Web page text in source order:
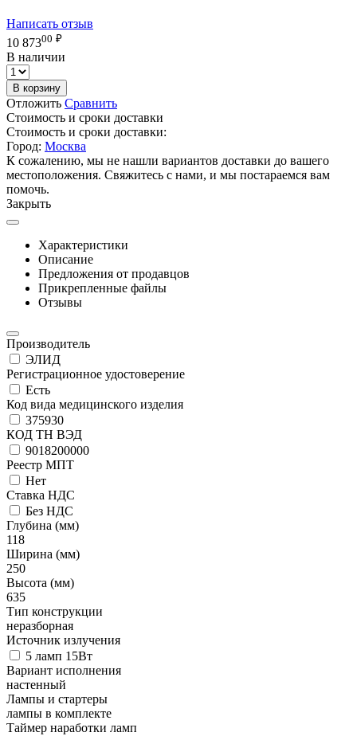
Написать отзыв
10 87300 ₽
В наличии
В корзину
Отложить Сравнить
Стоимость и сроки доставки
Стоимость и сроки доставки:
Город: Москва
К сожалению, мы не нашли вариантов доставки до вашего
местоположения. Свяжитесь с нами, и мы постараемся вам
помочь.
Закрыть
Характеристики
Описание
Предложения от продавцов
Прикрепленные файлы
Отзывы
Производитель
ЭЛИД
Регистрационное удостоверение
Есть
Код вида медицинского изделия
375930
КОД ТН ВЭД
9018200000
Реестр МПТ
Нет
Ставка НДС
Без НДС
Глубина (мм)
118
Ширина (мм)
250
Высота (мм)
635
Тип конструкции
неразборная
Источник излучения
5 ламп 15Вт
Вариант исполнения
настенный
Лампы и стартеры
лампы в комплекте
Таймер наработки ламп